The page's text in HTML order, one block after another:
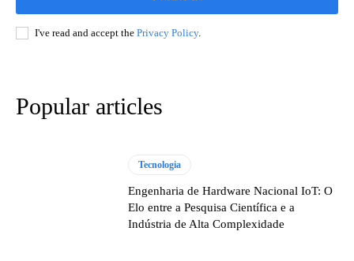
I've read and accept the Privacy Policy.
Popular articles
Tecnologia
Engenharia de Hardware Nacional IoT: O
Elo entre a Pesquisa Científica e a
Indústria de Alta Complexidade